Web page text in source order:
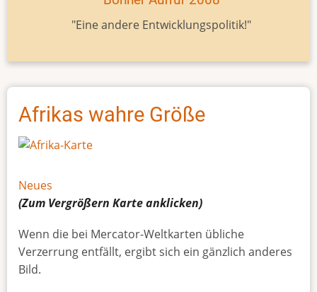
"Eine andere Entwicklungspolitik!"
Afrikas wahre Größe
Neues
(Zum Vergrößern Karteanklicken)
Wenn die bei Mercator-Weltkarten übliche
Verzerrung entfällt, ergibt sich ein gänzlich anderes
Bild.